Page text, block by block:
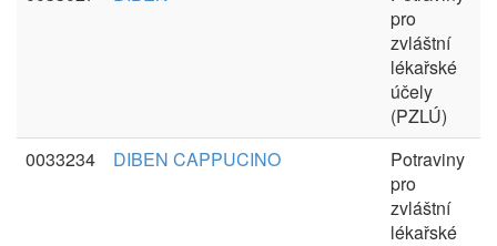
pro
zvláštní
lékařské
účely
(PZLÚ)
0033234
DIBEN CAPPUCINO
Potraviny
pro
zvláštní
lékařské